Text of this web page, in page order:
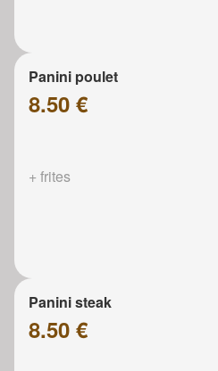
Panini poulet
8.50 €
+ frites
Panini steak
8.50 €